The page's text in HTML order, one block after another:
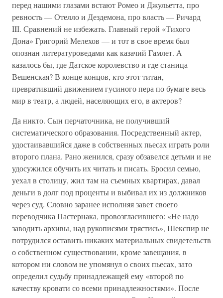
перед нашими глазами встают Ромео и Джульетта, про
ревность — Отелло и Дездемона, про власть — Ричард
III. Сравнений не избежать. Главный герой «Тихого
Дона» Григорий Мелехов — и тот в свое время был
опознан литературоведами как казачий Гамлет. А
казалось бы, где Датское королевство и где станица
Вешенская? В конце концов, кто этот титан,
превративший движением гусиного пера по бумаге весь
мир в театр, а людей, населяющих его, в актеров?
Да никто. Сын перчаточника, не получивший
систематического образования. Посредственный актер,
удостаивавшийся даже в собственных пьесах играть роли
второго плана. Рано женился, сразу обзавелся детьми и не
удосужился обучить их читать и писать. Бросил семью,
уехал в столицу, жил там на съемных квартирах, давал
деньги в долг под проценты и выбивал их из должников
через суд. Словно заранее исполняя завет своего
переводчика Пастернака, провозгласившего: «Не надо
заводить архивы, над рукописями трястись», Шекспир не
потрудился оставить никаких материальных свидетельств
о собственном существовании, кроме завещания, в
котором ни словом не упомянул о своих пьесах, зато
определил судьбу принадлежащей ему «второй по
качеству кровати со всеми принадлежностями». После